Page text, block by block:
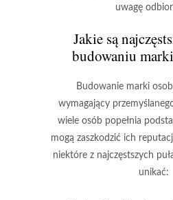
uwagę
Jakie są
budowaniu
Budowanie marki
wymagający
wiele osób popełnia
mogą zaszkodzić ich
niektóre z najczęstszych
unikać: